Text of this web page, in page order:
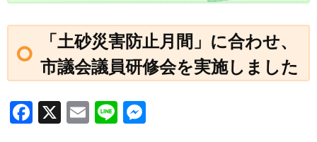
「土砂災害防止月間」に合わせ、
市議会議員研修会を実施しました
F
X
E
Li